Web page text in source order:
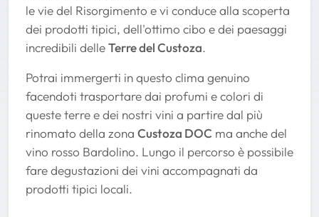
le vie del Risorgimento e vi conduce alla scoperta
dei prodotti tipici, dell'ottimo cibo e dei paesaggi
incredibili delleTerre del Custoza.
Potrai immergerti in questo clima genuino
facendoti trasportare dai profumi e colori di
queste terre e dei nostri vini a partire dal più
rinomato della zona Custoza DOC ma anche del
vino rosso Bardolino. Lungo il percorso è possibile
fare degustazioni dei vini accompagnati da
prodotti tipici locali.